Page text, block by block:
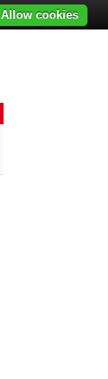
Allow cookies